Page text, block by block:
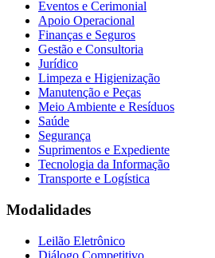
Eventos e Cerimonial
Apoio Operacional
Finanças e Seguros
Gestão e Consultoria
Jurídico
Limpeza e Higienização
Manutenção e Peças
Meio Ambiente e Resíduos
Saúde
Segurança
Suprimentos e Expediente
Tecnologia da Informação
Transporte e Logística
Modalidades
Leilão Eletrônico
Diálogo Competitivo